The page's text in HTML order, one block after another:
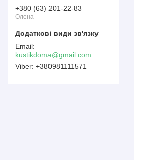
+380 (63) 201-22-83
Олена
kustikdoma@gmail.com
+380981111571